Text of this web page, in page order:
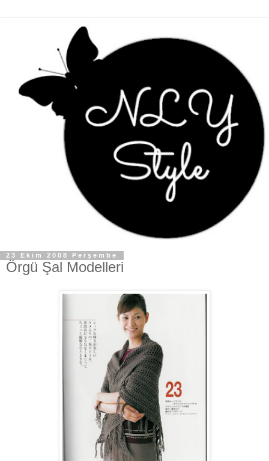
23 Ekim 2008 Perşembe
Örgü Şal Modelleri